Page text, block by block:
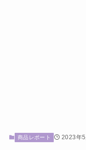
商品レポート 2023年5